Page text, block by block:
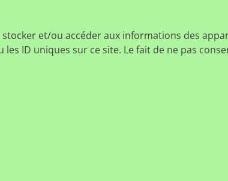
et/ou accéder aux informations des
ID uniques sur ce site. Le fait de ne pas